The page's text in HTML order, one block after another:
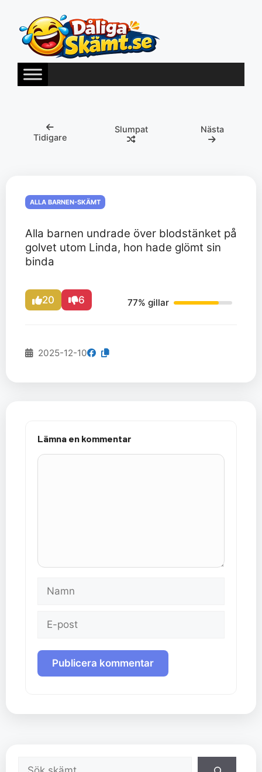
innehåll
Tidigare
Slumpat Nästa
ALLA BARNEN-SKÄMT
Alla barnen undrade över blodstänket på
golvet utom Linda, hon hade glömt sin
binda
20 6 77% gillar
2025-12-10
Lämna en kommentar
Kommentar
Namn
Sök